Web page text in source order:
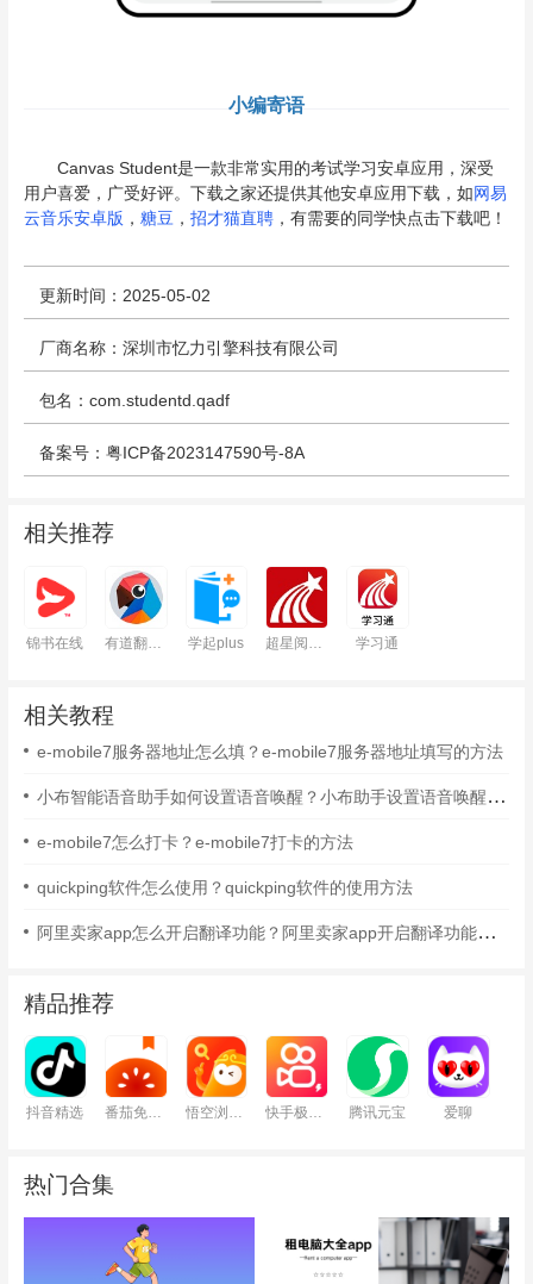
小编寄语
Canvas Student是一款非常实用的考试学习安卓应用，深受
用户喜爱，广受好评。下载之家还提供其他安卓应用下载，如网易
云音乐安卓版 ， 糖豆， 招才猫直聘，有需要的同学快点击下载吧！
更新时间：2025-05-02
厂商名称：深圳市忆力引擎科技有限公司
包名：com.studentd.qadf
备案号：粤ICP备2023147590号-8A
相关推荐
锦书在线 有道翻译官 学起plus 超星阅读器 学习通
相关教程
e-mobile7服务器地址怎么填？e-mobile7服务器地址填写的方法
小布智能语音助手如何设置语音唤醒？小布助手设置语音唤醒的方法
e-mobile7怎么打卡？e-mobile7打卡的方法
quickping软件怎么使用？quickping软件的使用方法
阿里卖家app怎么开启翻译功能？阿里卖家app开启翻译功能的方法
精品推荐
抖音精选 番茄免费小说 悟空浏览器 快手极速版 腾讯元宝 爱聊
热门合集